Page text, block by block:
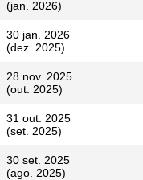
(jan. 2026)
30 jan. 2026
(dez. 2025)
28 nov. 2025
(out. 2025)
31 out. 2025
(set. 2025)
30 set. 2025
(ago. 2025)